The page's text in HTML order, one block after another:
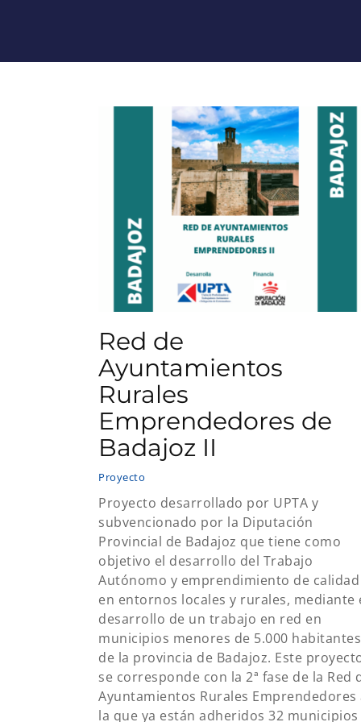
Red de
Ayuntamientos
Rurales
Emprendedores de
Badajoz II
Proyecto
Proyecto desarrollado por UPTА у
subvencionado por la Diputación
Provincial de Badajoz que tiene como
objetivo el desarrollo del Trabajo
Autónomo y emprendimiento de calidad
en entornos locales y rurales, mediante
desarrollo de un trabajo en red en
municipios menores de 5.000 habitantes
de la provincia de Badajoz. Este
se corresponde con la 2ª fase de la Red
Ayuntamientos Rurales Emprendedores
la que ya están adheridos 32 municipios